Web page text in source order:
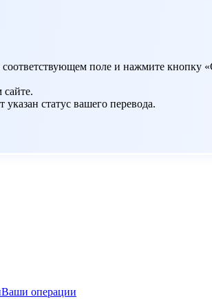
соответствующем поле и нажмите кнопку
статус вашего перевода.
Ваши операции